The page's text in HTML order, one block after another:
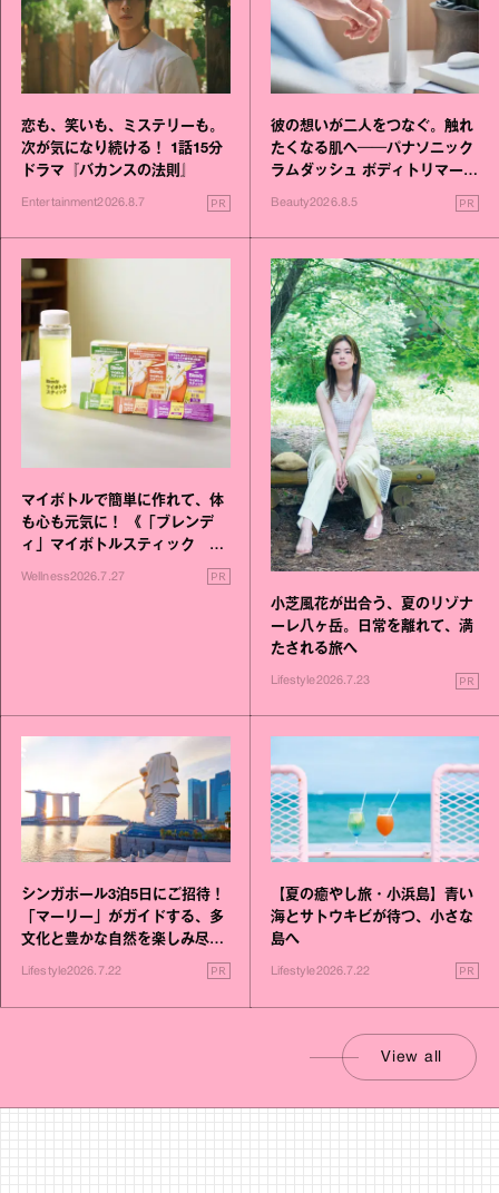
恋も、笑いも、ミステリーも。
次が気になり続ける！ 1話15分
ドラマ『バカンスの法則』
Entertainment2026.8.7 PR
彼の想いが二人をつなぐ。触れ
たくなる肌へ──パナソニック
ラムダッシュ ボディトリマーが
Beauty2026.8.5 PR
マイボトルで簡単に作れて、体
も心も元気に！ 《「ブレンデ
ィ」マイボトルスティック い
いこと毎日》シリーズが誕生
Wellness2026.7.27 PR
小芝風花が出合う、夏のリゾナ
ーレ八ヶ岳。日常を離れて、満
たされる旅へ
Lifestyle2026.7.23 PR
シンガポール3泊5日にご招待！
「マーリー」がガイドする、多
文化と豊かな自然を楽しみ尽く
Lifestyle2026.7.22 PR
【夏の癒やし旅・小浜島】青い
海とサトウキビが待つ、小さな
島へ
Lifestyle2026.7.22 PR
View all